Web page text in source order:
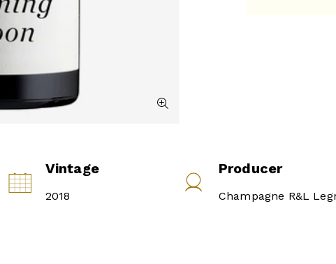
Vintage
2018
Producer
Champagne R&L